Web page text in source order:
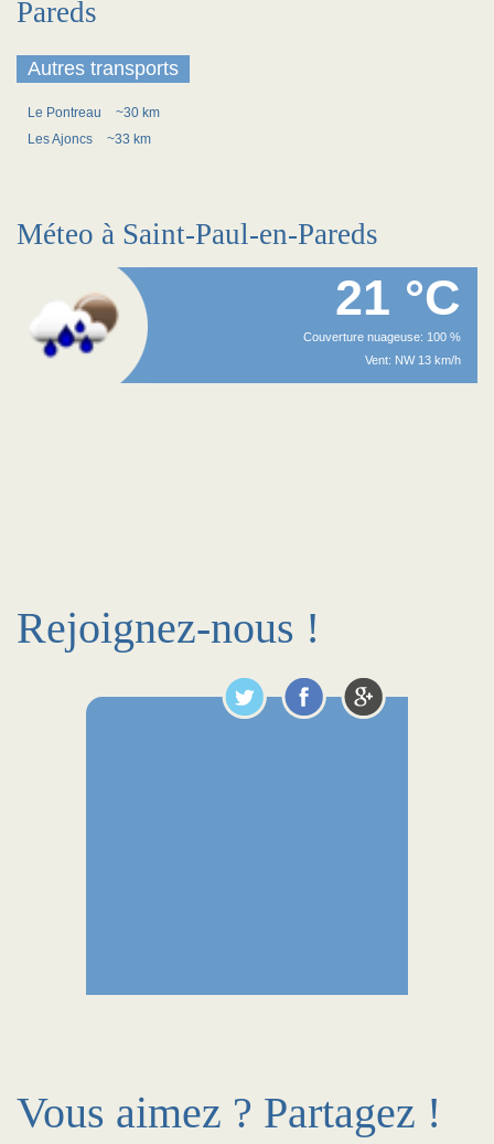
Pareds
Autres transports
Le Pontreau
~30 km
Les Ajoncs
~33 km
Méteo à Saint-Paul-en-Pareds
21 °C
Couverture nuageuse: 100 %
Vent: NW 13 km/h
Rejoignez-nous !
Vous aimez ? Partagez !